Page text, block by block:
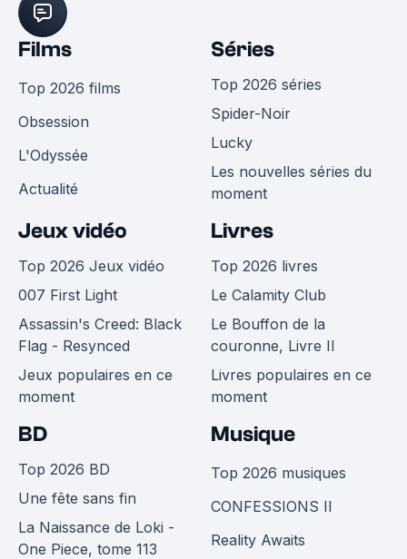
Films
Top 2026 films
Obsession
L'Odyssée
Actualité
Séries
Top 2026 séries
Spider-Noir
Lucky
Les nouvelles séries du
moment
Jeux vidéo
Top 2026 Jeux vidéo
007 First Light
Assassin's Creed: Black
Flag - Resynced
Jeux populaires en ce
moment
Livres
Top 2026 livres
Le Calamity Club
Le Bouffon de la
couronne, Livre II
Livres populaires en ce
moment
BD
Top 2026 BD
Une fête sans fin
La Naissance de Loki -
One Piece, tome 113
Musique
Top 2026 musiques
CONFESSIONS II
Reality Awaits